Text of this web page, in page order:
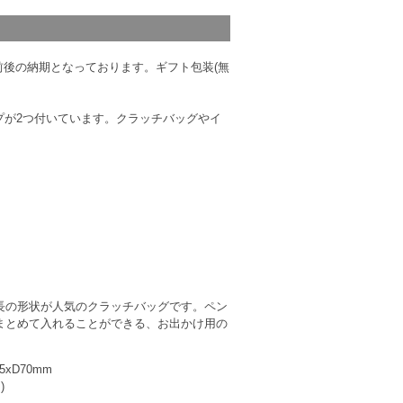
の納期となっております。ギフト包装(無
2つ付いています。クラッチバッグやイ
の形状が人気のクラッチバッグです。ペン
とめて入れることができる、お出かけ用の